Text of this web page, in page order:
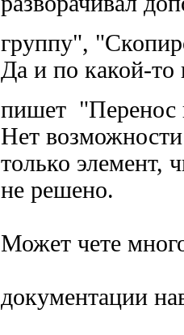
группу",
Да и по какой-то
пишет "Перенос
Нет
только элемент,
не решено.
Может чете
документации